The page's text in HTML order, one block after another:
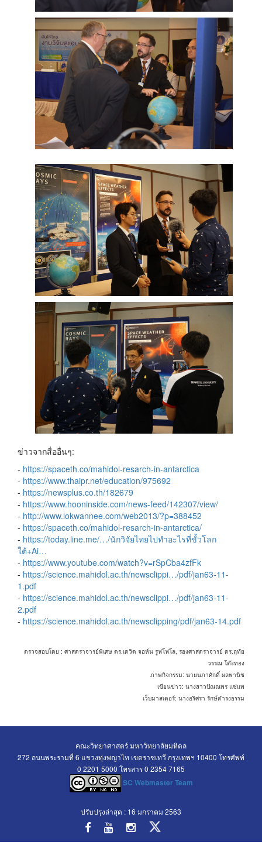
ข่าวจากสื่ออื่นๆ:
- https://spaceth.co/mahidol-resarch-in-antarctica
- https://www.thaipr.net/education/975692
- https://newsplus.co.th/182679
- https://www.hooninside.com/news-feed/142307/view/
- http://www.lokwannee.com/web2013/?p=388452
- https://spaceth.co/mahidol-resarch-in-antarctica/
- https://today.line.me/…/นักวิจัยไทยไปทำอะไรที่ขั้วโลก
ใต้+Ai…
- https://www.youtube.com/watch?v=rSpCba4zfFk
- https://science.mahidol.ac.th/newsclippi…/pdf/jan63-11-
1.pdf
- https://science.mahidol.ac.th/newsclippi…/pdf/jan63-11-
2.pdf
- https://science.mahidol.ac.th/newsclipping/pdf/jan63-14.pdf
ตรวจสอบโดย : ศาสตราจารย์พิเศษ ดร.เดวิด จอห์น รูฟโฟโล, รองศาสตราจารย์ ดร.ฤทัย
วรรณ โต๊ะทอง
ภาพกิจกรรม: นายนภาศักดิ์ ผลพานิช
เขียนข่าว: นางสาวปัณณพร แซ่แพ
เว็บมาสเตอร์: นางอริศรา รักษ์ดำรงธรรม
คณะวิทยาศาสตร์ มหาวิทยาลัยมหิดล
272 ถนนพระรามที่ 6 แขวงทุ่งพญาไท เขตราชเทวี กรุงเทพฯ 10400 โทรศัพท์
0 2201 5000 โทรสาร 0 2354 7165
SC Webmaster Team
ปรับปรุงล่าสุด : 16 มกราคม 2563